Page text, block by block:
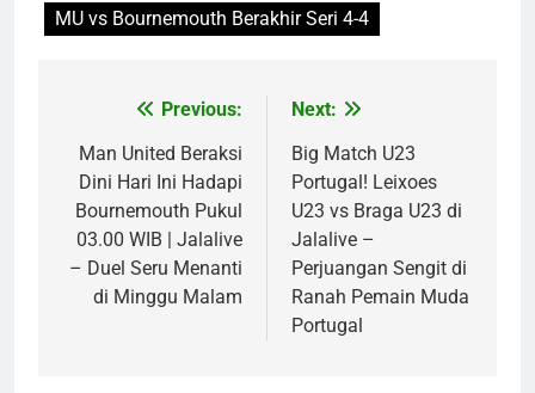
MU vs Bournemouth Berakhir Seri 4-4
navigation
Previous:
Man United Beraksi
Dini Hari Ini Hadapi
Bournemouth Pukul
03.00 WIB | Jalalive
– Duel Seru Menanti
di Minggu Malam
Next:
Big Match U23
Portugal! Leixoes
U23 vs Braga U23 di
Jalalive –
Perjuangan Sengit di
Ranah Pemain Muda
Portugal